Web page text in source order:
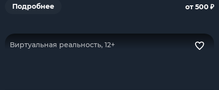
Подробнее
от 500 ₽
Виртуальная реальность, 12+